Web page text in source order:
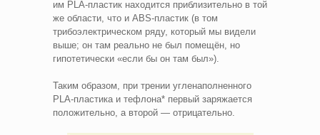
им PLA-пластик находится приблизительно в той
же области, что и ABS-пластик (в том
трибоэлектрическом ряду, который мы видели
выше; он там реально не был помещён, но
гипотетически «если бы он там был»).
Таким образом, при трении угленаполненного
PLA-пластика и тефлона* первый заряжается
положительно, а второй — отрицательно.